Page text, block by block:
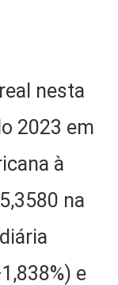
nesta
2023 em
à
na
e